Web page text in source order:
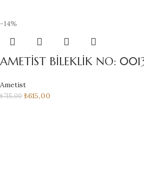
-14%
AMETİST BİLEKLİK NO:
Ametist
₺715,00 ₺615,00